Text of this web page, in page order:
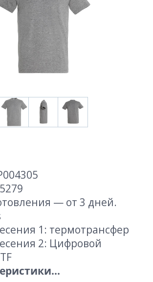
— от 3 дней.
1: термотрансфер
2: Цифровой